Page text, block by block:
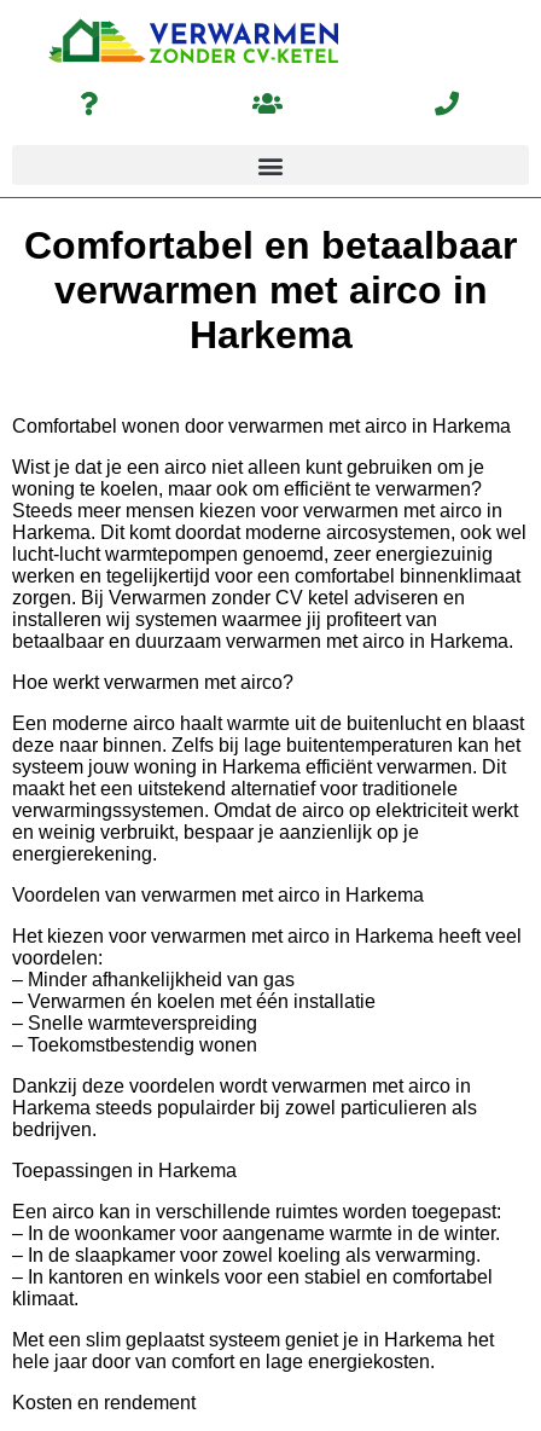
Comfortabel en betaalbaar
verwarmen met airco in
Harkema
Comfortabel wonen door verwarmen met airco in Harkema
Wist je dat je een airco niet alleen kunt gebruiken om je
woning te koelen, maar ook om efficiënt te verwarmen?
Steeds meer mensen kiezen voor verwarmen met airco in
Harkema. Dit komt doordat moderne aircosystemen, ook wel
lucht-lucht warmtepompen genoemd, zeer energiezuinig
werken en tegelijkertijd voor een comfortabel binnenklimaat
zorgen. Bij Verwarmen zonder CV ketel adviseren en
installeren wij systemen waarmee jij profiteert van
betaalbaar en duurzaam verwarmen met airco in Harkema.
Hoe werkt verwarmen met airco?
Een moderne airco haalt warmte uit de buitenlucht en blaast
deze naar binnen. Zelfs bij lage buitentemperaturen kan het
systeem jouw woning in Harkema efficiënt verwarmen. Dit
maakt het een uitstekend alternatief voor traditionele
verwarmingssystemen. Omdat de airco op elektriciteit werkt
en weinig verbruikt, bespaar je aanzienlijk op je
energierekening.
Voordelen van verwarmen met airco in Harkema
Het kiezen voor verwarmen met airco in Harkema heeft veel
voordelen:
– Minder afhankelijkheid van gas
– Verwarmen én koelen met één installatie
– Snelle warmteverspreiding
– Toekomstbestendig wonen
Dankzij deze voordelen wordt verwarmen met airco in
Harkema steeds populairder bij zowel particulieren als
bedrijven.
Toepassingen in Harkema
Een airco kan in verschillende ruimtes worden toegepast:
– In de woonkamer voor aangename warmte in de winter.
– In de slaapkamer voor zowel koeling als verwarming.
– In kantoren en winkels voor een stabiel en comfortabel
klimaat.
Met een slim geplaatst systeem geniet je in Harkema het
hele jaar door van comfort en lage energiekosten.
Kosten en rendement